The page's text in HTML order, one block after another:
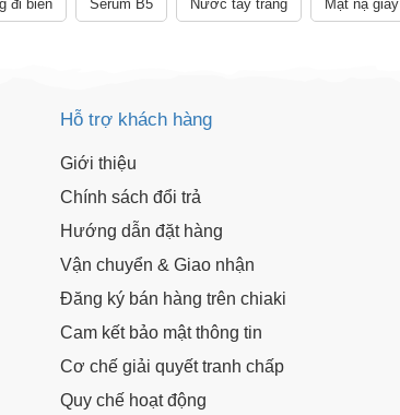
đi biển Serum B5 Nước tẩy trang Mặt nạ giấy
Hỗ trợ khách hàng
Giới thiệu
Chính sách đổi trả
Hướng dẫn đặt hàng
Vận chuyển & Giao nhận
Đăng ký bán hàng trên chiaki
Cam kết bảo mật thông tin
Cơ chế giải quyết tranh chấp
Quy chế hoạt động